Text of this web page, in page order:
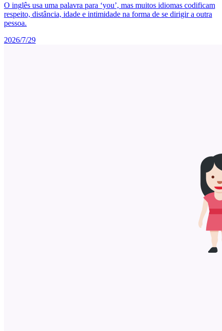
O inglês usa uma palavra para ‘you’, mas muitos idiomas codificam
respeito, distância, idade e intimidade na forma de se dirigir a outra
pessoa.
2026/7/29